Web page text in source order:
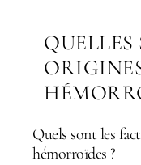
QUELLES
Quels sont les
hémorroïdes ?